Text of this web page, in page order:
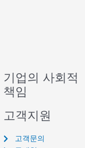
기업의 사회적
책임
고객지원
고객문의